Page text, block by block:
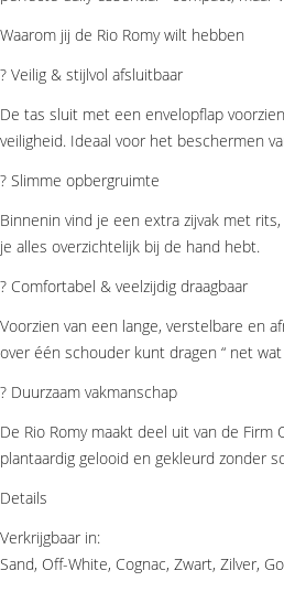
Waarom jij de Rio Romy wilt hebben
? Veilig & stijlvol afsluitbaar
De tas sluit met een envelopflap
veiligheid. Ideaal voor het beschermen
? Slimme opbergruimte
Binnenin vind je een extra zijvak met
je alles overzichtelijk bij de hand hebt.
? Comfortabel & veelzijdig draagbaar
Voorzien van een lange, verstelbare en
over één schouder kunt dragen “ net
? Duurzaam vakmanschap
De Rio Romy maakt deel uit van de
plantaardig gelooid en gekleurd zonder
Details
Verkrijgbaar in:
Sand, Off-White, Cognac, Zwart, Zilver,